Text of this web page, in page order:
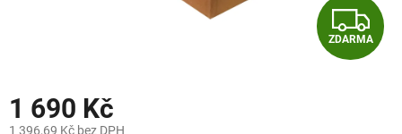
Z
D
ZDARMA
1 690 Kč
1 396,69 Kč bez DPH